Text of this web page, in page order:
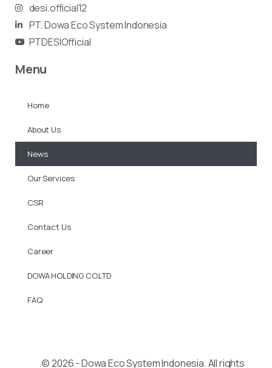
desi.official12
PT. Dowa Eco System Indonesia
PTDESIOfficial
Menu
Home
About Us
News
Our Services
CSR
Contact Us
Career
DOWA HOLDING CO.LTD
FAQ
© 2026 - Dowa Eco System Indonesia. All rights